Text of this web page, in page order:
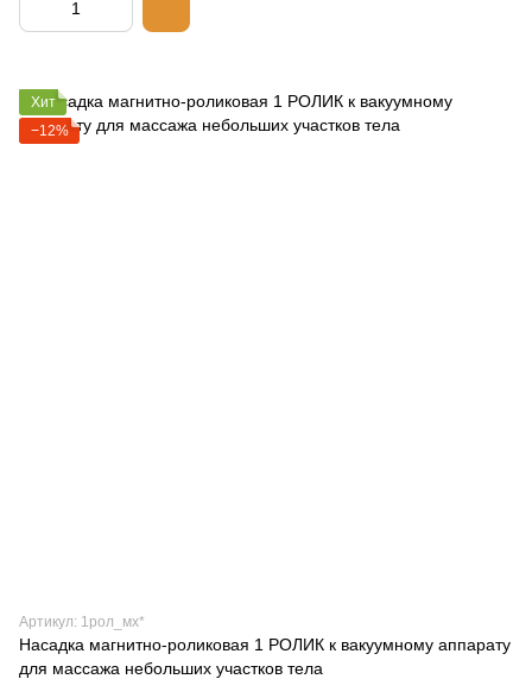
Хит
−12%
Артикул: 1рол_мх*
Насадка магнитно-роликовая 1 РОЛИК к вакуумному аппарату
для массажа небольших участков тела